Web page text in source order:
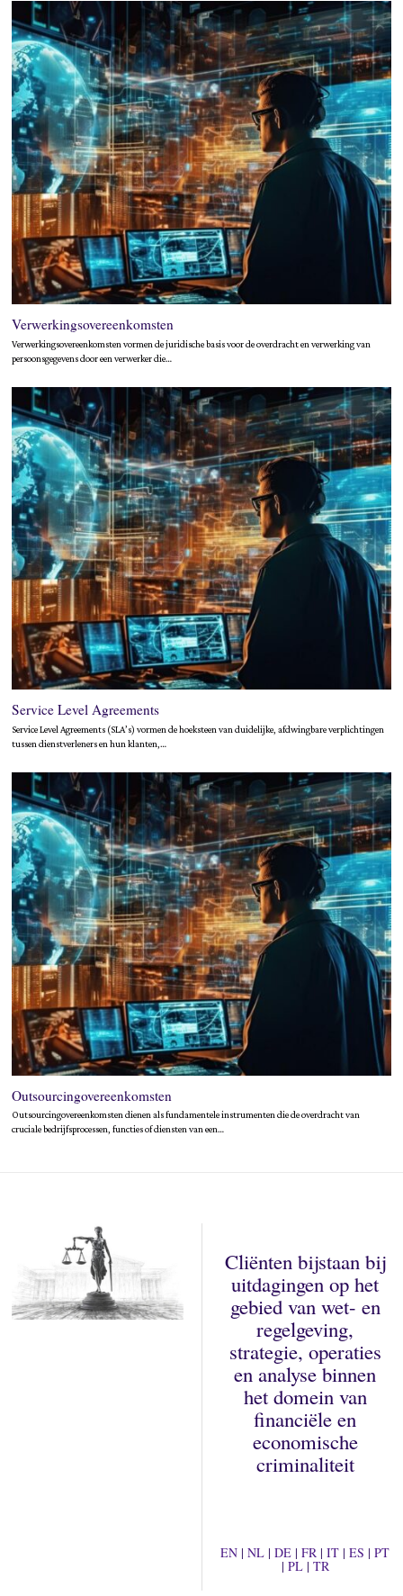
Verwerkingsovereenkomsten
Verwerkingsovereenkomsten vormen de juridische basis voor de overdracht en verwerking van
persoonsgegevens door een verwerker die…
Service Level Agreements
Service Level Agreements (SLA’s) vormen de hoeksteen van duidelijke, afdwingbare verplichtingen
tussen dienstverleners en hun klanten,…
Outsourcingovereenkomsten
Outsourcingovereenkomsten dienen als fundamentele instrumenten die de overdracht van
cruciale bedrijfsprocessen, functies of diensten van een…
Cliënten bijstaan bij
uitdagingen op het
gebied van wet- en
regelgeving,
strategie, operaties
en analyse binnen
het domein van
financiële en
economische
criminaliteit
EN |NL |DE |FR |IT |ES |PT
| PL| TR